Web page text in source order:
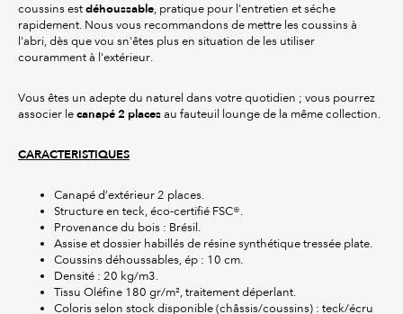
coussins est déhoussable, pratique pour l'entretien et séche
rapidement. Nous vous recommandons de mettre les coussins à
l'abri, dès que vou sn'êtes plus en situation de les utiliser
couramment à l'extérieur.
Vous êtes un adepte du naturel dans votre quotidien ; vous pourrez
associer le canapé 2 places au fauteuil lounge de la même collection.
CARACTERISTIQUES
Canapé d’extérieur 2 places.
Structure en teck, éco-certifié FSC®.
Provenance du bois : Brésil.
Assise et dossier habillés de résine synthétique tressée plate.
Coussins déhoussables, ép : 10 cm.
Densité : 20 kg/m3.
Tissu Oléfine 180 gr/m², traitement déperlant.
Coloris selon stock disponible (châssis/coussins) : teck/écru